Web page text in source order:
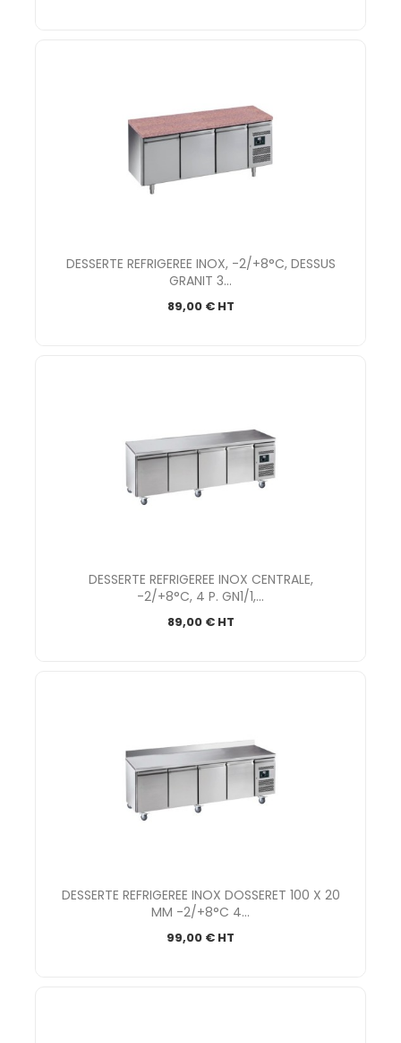
DESSERTE REFRIGEREE INOX, -2/+8°C, DESSUS
GRANIT 3...
89,00 € HT
DESSERTE REFRIGEREE INOX CENTRALE,
-2/+8°C, 4 P. GN1/1,...
89,00 € HT
DESSERTE REFRIGEREE INOX DOSSERET 100 X 20
MM -2/+8°C 4...
99,00 € HT